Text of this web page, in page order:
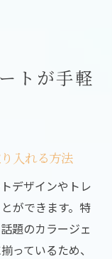
トが手軽
入れる方法
デザインやトレ
ができます。特
題のカラージェ
っているため、